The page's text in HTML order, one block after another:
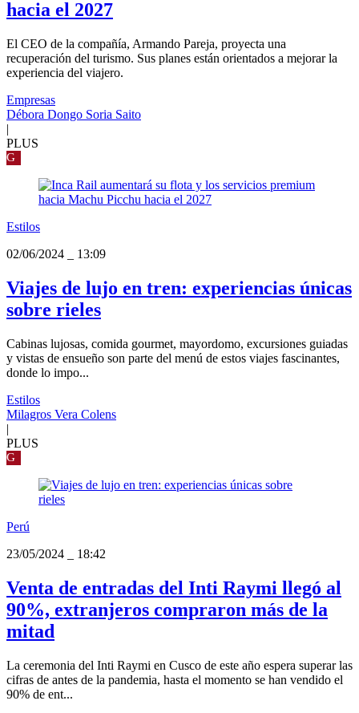
hacia el 2027
El CEO de la compañía, Armando Pareja, proyecta una
recuperación del turismo. Sus planes están orientados a mejorar la
experiencia del viajero.
Empresas
Débora Dongo Soria Saito
|
PLUS
G
Estilos
02/06/2024
13:09
Viajes de lujo en tren: experiencias únicas
sobre rieles
Cabinas lujosas, comida gourmet, mayordomo, excursiones guiadas
y vistas de ensueño son parte del menú de estos viajes fascinantes,
donde lo impo...
Estilos
Milagros Vera Colens
|
PLUS
G
Perú
23/05/2024
18:42
Venta de entradas del Inti Raymi llegó al
90%, extranjeros compraron más de la
mitad
La ceremonia del Inti Raymi en Cusco de este año espera superar las
cifras de antes de la pandemia, hasta el momento se han vendido el
90% de ent...